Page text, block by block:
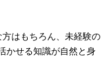
はもちろん、未経験の
かせる知識が自然と身